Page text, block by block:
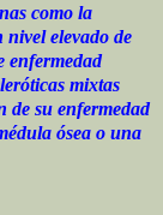
como la
nivel elevado de
enfermedad
mixtas
de su enfermedad
ósea o una